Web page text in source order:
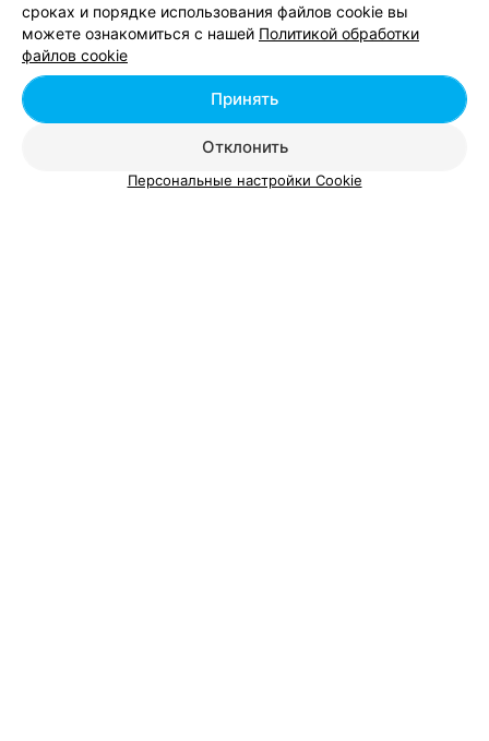
МАГАЗИНЫ ЦВЕТОВ
Buketik
Минск, пр-т Дзержинского, 3б до 20:00
сроках и порядке использования файлов cookie вы
можете ознакомиться с нашей Политикой обработки
файлов cookie
Отклонить
Принять
Персональные настройки Cookie